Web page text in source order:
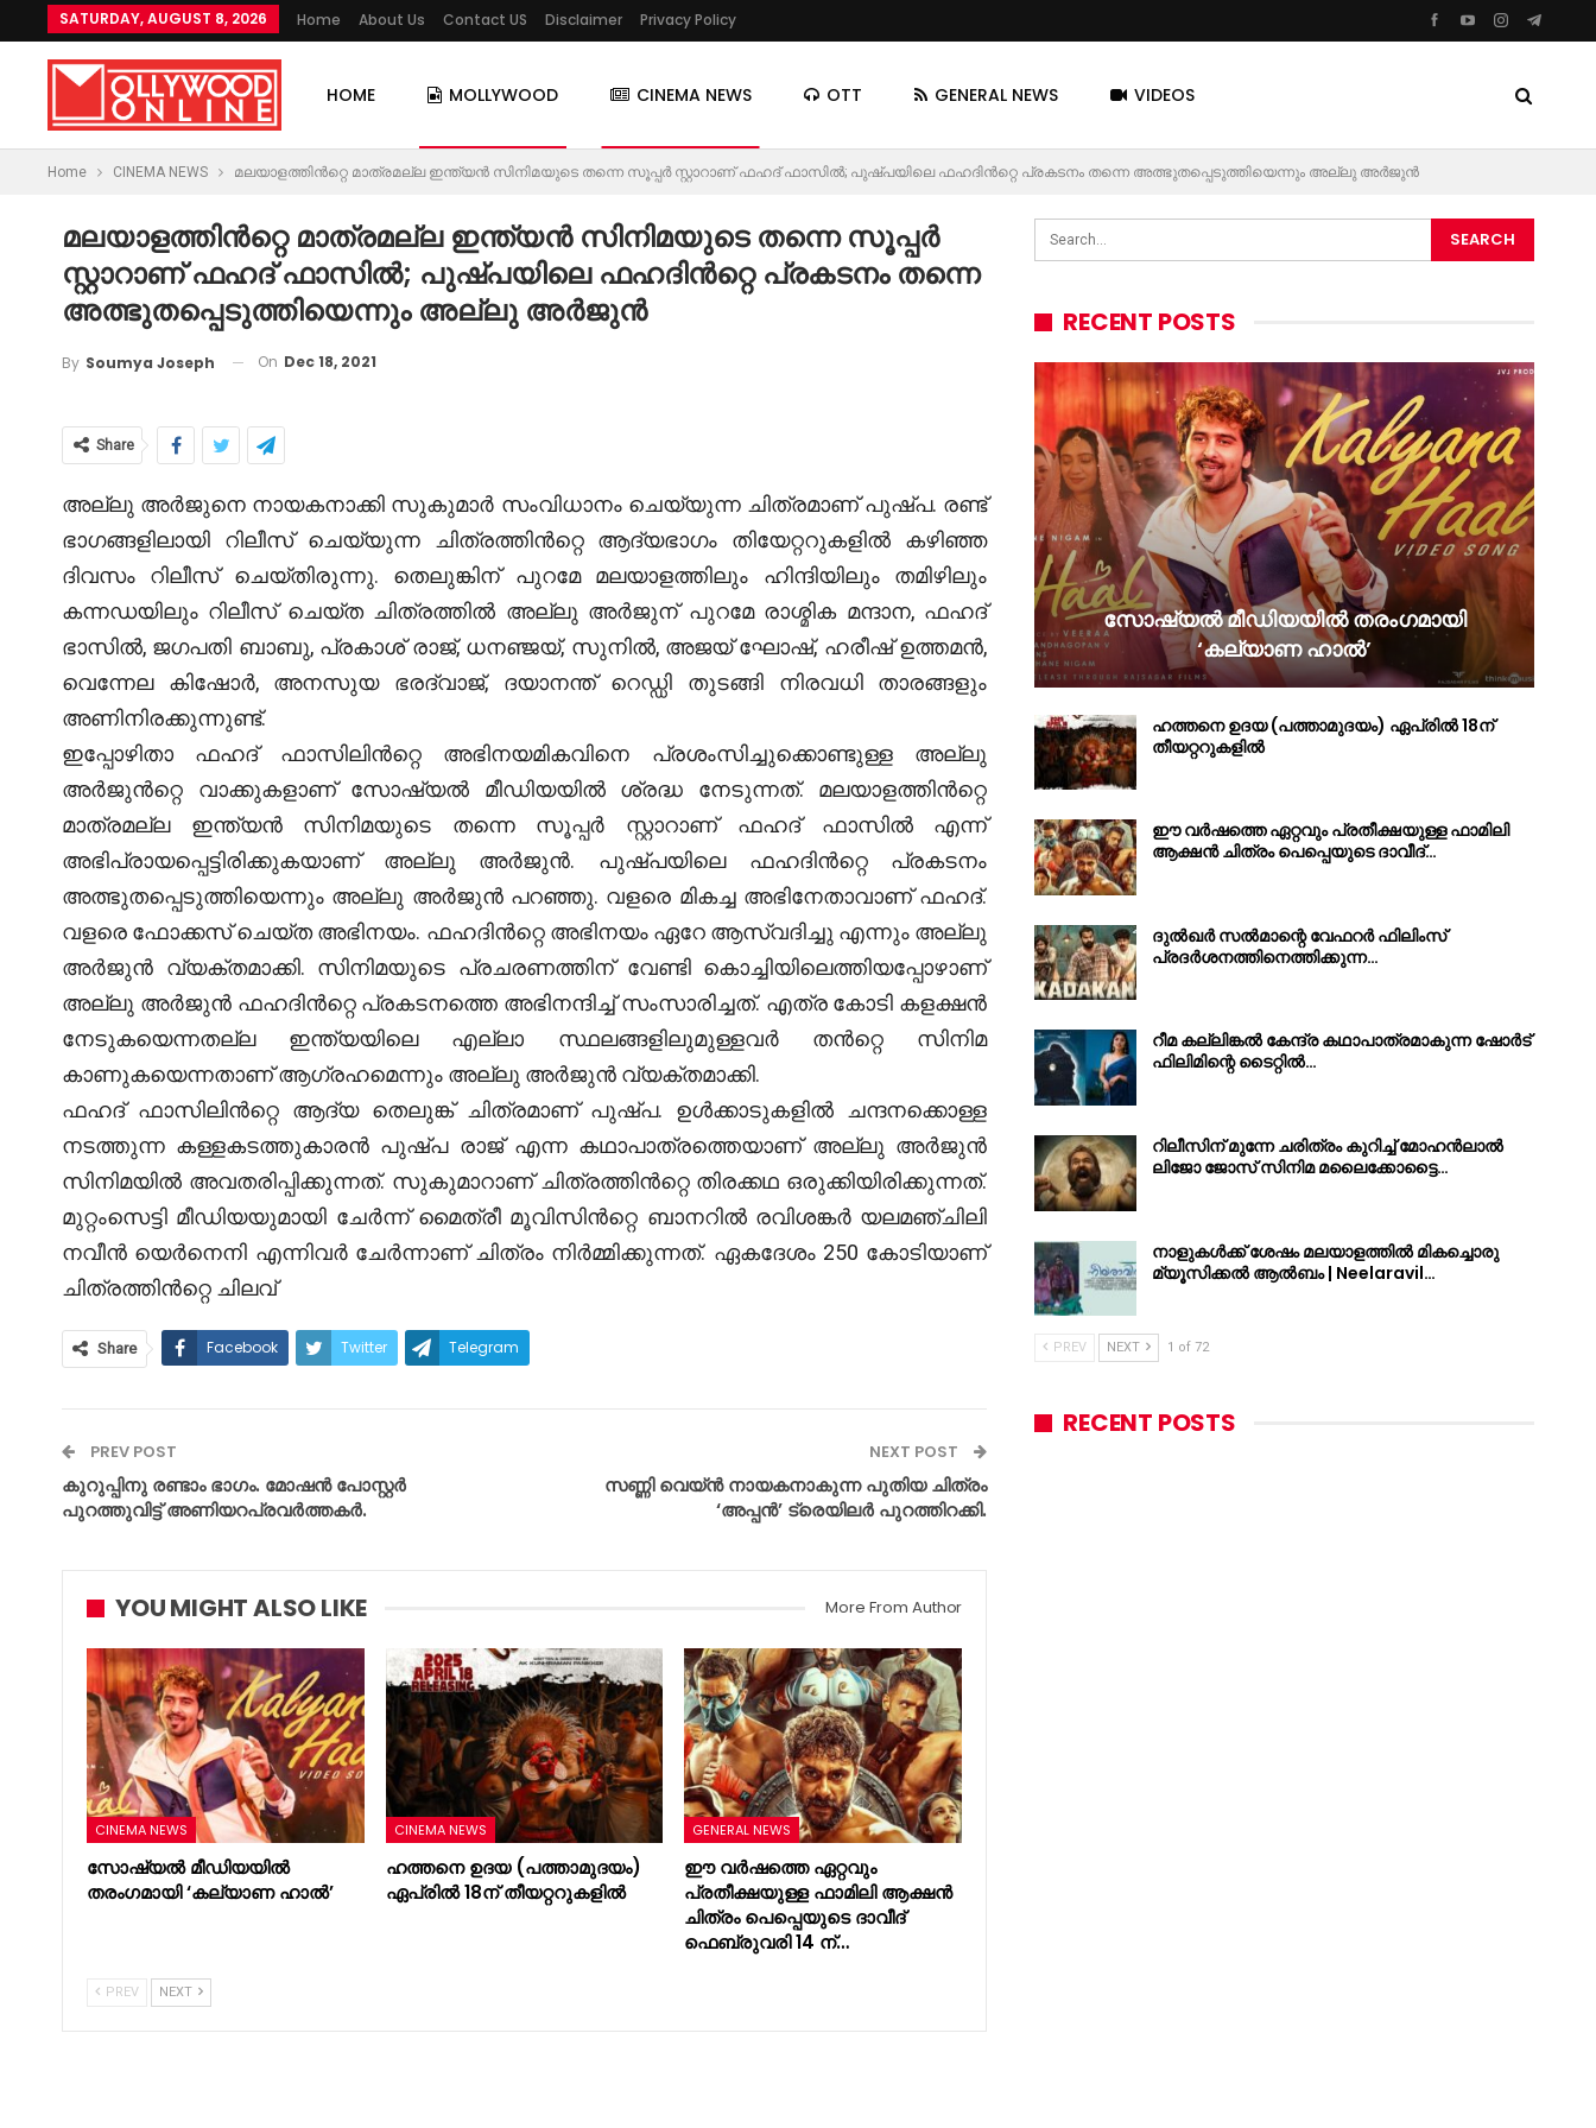
SATURDAY, AUGUST 8, 2026 Home About Us Contact US Disclaimer Privacy Policy
HOME MOLLYWOOD CINEMA NEWS OTT GENERAL NEWS VIDEOS
Home CINEMA NEWS മലയാളത്തിൻറ്റെ മാത്രമല്ല ഇന്ത്യൻ സിനിമയുടെ തന്നെ സൂപ്പർ സ്റ്റാറാണ് ഫഹദ് ഫാസിൽ; പുഷ്പയിലെ ഫഹദിൻറ്റെ പ്രകടനം തന്നെ അത്ഭുതപ്പെടുത്തിയെന്നും അല്ലു അർജുൻ
മലയാളത്തിൻറ്റെ മാത്രമല്ല ഇന്ത്യൻ സിനിമയുടെ തന്നെ സൂപ്പർ
സ്റ്റാറാണ് ഫഹദ് ഫാസിൽ; പുഷ്പയിലെ ഫഹദിൻറ്റെ പ്രകടനം തന്നെ
അത്ഭുതപ്പെടുത്തിയെന്നും അല്ലു അർജുൻ
By Soumya Joseph On Dec 18, 2021
Share
അല്ലു അർജുനെ നായകനാക്കി സുകുമാർ സംവിധാനം ചെയ്യുന്ന ചിത്രമാണ് പുഷ്പ. രണ്ട്
ഭാഗങ്ങളിലായി റിലീസ് ചെയ്യുന്ന ചിത്രത്തിൻറ്റെ ആദ്യഭാഗം തിയേറ്ററുകളിൽ കഴിഞ്ഞ
ദിവസം റിലീസ് ചെയ്തിരുന്നു. തെലുങ്കിന് പുറമേ മലയാളത്തിലും ഹിന്ദിയിലും തമിഴിലും
കന്നഡയിലും റിലീസ് ചെയ്ത ചിത്രത്തിൽ അല്ലു അർജുന് പുറമേ രാശ്മിക മന്ദാന, ഫഹദ്
ഭാസിൽ, ജഗപതി ബാബു, പ്രകാശ് രാജ്, ധനഞ്ജയ്, സുനിൽ, അജയ് ഘോഷ്, ഹരീഷ് ഉത്തമൻ,
വെന്നേല കിഷോർ, അനസുയ ഭരദ്വാജ്, ദയാനന്ത് റെഡ്ഡി തുടങ്ങി നിരവധി താരങ്ങളും
അണിനിരക്കുന്നുണ്ട്.
ഇപ്പോഴിതാ ഫഹദ് ഫാസിലിൻറ്റെ അഭിനയമികവിനെ പ്രശംസിച്ചുക്കൊണ്ടുള്ള അല്ലു
അർജുൻറ്റെ വാക്കുകളാണ് സോഷ്യൽ മീഡിയയിൽ ശ്രദ്ധ നേടുന്നത്. മലയാളത്തിൻറ്റെ
മാത്രമല്ല ഇന്ത്യൻ സിനിമയുടെ തന്നെ സൂപ്പർ സ്റ്റാറാണ് ഫഹദ് ഫാസിൽ എന്ന്
അഭിപ്രായപ്പെട്ടിരിക്കുകയാണ് അല്ലു അർജുൻ. പുഷ്പയിലെ ഫഹദിൻറ്റെ പ്രകടനം
അത്ഭുതപ്പെടുത്തിയെന്നും അല്ലു അർജുൻ പറഞ്ഞു. വളരെ മികച്ച അഭിനേതാവാണ് ഫഹദ്.
വളരെ ഫോക്കസ് ചെയ്ത അഭിനയം. ഫഹദിൻറ്റെ അഭിനയം ഏറേ ആസ്വദിച്ചു എന്നും അല്ലു
അർജുൻ വ്യക്തമാക്കി. സിനിമയുടെ പ്രചരണത്തിന് വേണ്ടി കൊച്ചിയിലെത്തിയപ്പോഴാണ്
അല്ലു അർജുൻ ഫഹദിൻറ്റെ പ്രകടനത്തെ അഭിനന്ദിച്ച് സംസാരിച്ചത്. എത്ര കോടി കളക്ഷൻ
നേടുകയെന്നതല്ല ഇന്ത്യയിലെ എല്ലാ സ്ഥലങ്ങളിലുമുള്ളവർ തൻറ്റെ സിനിമ
കാണുകയെന്നതാണ് ആഗ്രഹമെന്നും അല്ലു അർജുൻ വ്യക്തമാക്കി.
ഫഹദ് ഫാസിലിൻറ്റെ ആദ്യ തെലുങ്ക് ചിത്രമാണ് പുഷ്പ. ഉൾക്കാടുകളിൽ ചന്ദനക്കൊള്ള
നടത്തുന്ന കള്ളകടത്തുകാരൻ പുഷ്പ രാജ് എന്ന കഥാപാത്രത്തെയാണ് അല്ലു അർജുൻ
സിനിമയിൽ അവതരിപ്പിക്കുന്നത്. സുകുമാറാണ് ചിത്രത്തിൻറ്റെ തിരക്കഥ ഒരുക്കിയിരിക്കുന്നത്.
മുറ്റംസെട്ടി മീഡിയയുമായി ചേർന്ന് മൈത്രീ മൂവിസിൻറ്റെ ബാനറിൽ രവിശങ്കർ യലമഞ്ചിലി
നവീൻ യെർനെനി എന്നിവർ ചേർന്നാണ് ചിത്രം നിർമ്മിക്കുന്നത്. ഏകദേശം 250 കോടിയാണ്
ചിത്രത്തിൻറ്റെ ചിലവ്
Share Facebook Twitter Telegram
PREV POST
കുറുപ്പിനു രണ്ടാം ഭാഗം. മോഷൻ പോസ്റ്റർ
പുറത്തുവിട്ട് അണിയറപ്രവർത്തകർ.
NEXT POST
സണ്ണി വെയ്ൻ നായകനാകുന്ന പുതിയ ചിത്രം
‘അപ്പൻ’ ട്രെയിലർ പുറത്തിറക്കി.
YOU MIGHT ALSO LIKE More From Author
CINEMA NEWS
സോഷ്യൽ മീഡിയയിൽ
തരംഗമായി ‘കല്യാണ ഹാൽ’
CINEMA NEWS
ഹത്തനെ ഉദയ (പത്താമുദയം)
ഏപ്രിൽ 18ന് തീയറ്ററുകളിൽ
GENERAL NEWS
ഈ വർഷത്തെ ഏറ്റവും
പ്രതീക്ഷയുള്ള ഫാമിലി ആക്ഷൻ
ചിത്രം പെപ്പെയുടെ ദാവീദ്
ഫെബ്രുവരി 14 ന്…
PREV NEXT
RECENT POSTS
സോഷ്യൽ മീഡിയയിൽ തരംഗമായി
‘കല്യാണ ഹാൽ’
ഹത്തനെ ഉദയ (പത്താമുദയം) ഏപ്രിൽ 18ന്
തീയറ്ററുകളിൽ
ഈ വർഷത്തെ ഏറ്റവും പ്രതീക്ഷയുള്ള ഫാമിലി
ആക്ഷൻ ചിത്രം പെപ്പെയുടെ ദാവീദ്…
ദുൽഖർ സൽമാന്റെ വേഫറർ ഫിലിംസ്
പ്രദർശനത്തിനെത്തിക്കുന്ന…
റീമ കല്ലിങ്കൽ കേന്ദ്ര കഥാപാത്രമാകുന്ന ഷോർട്
ഫിലിമിന്റെ ടൈറ്റിൽ…
റിലീസിന് മുന്നേ ചരിത്രം കുറിച്ച് മോഹൻലാൽ
ലിജോ ജോസ് സിനിമ മലൈക്കോട്ടൈ…
നാളുകൾക്ക് ശേഷം മലയാളത്തിൽ മികച്ചൊരു
മ്യൂസിക്കൽ ആൽബം | Neelaravil…
PREV NEXT 1 of 72
RECENT POSTS